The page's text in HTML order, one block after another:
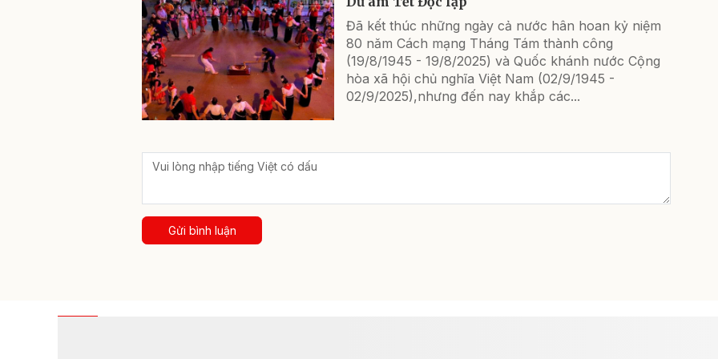
Đã kết thúc những ngày cả nước hân hoan kỷ niệm
80 năm Cách mạng Tháng Tám thành công
(19/8/1945 - 19/8/2025) và Quốc khánh nước Cộng
hòa xã hội chủ nghĩa Việt Nam (02/9/1945 -
02/9/2025),nhưng đến nay khắp các...
Gửi bình luận